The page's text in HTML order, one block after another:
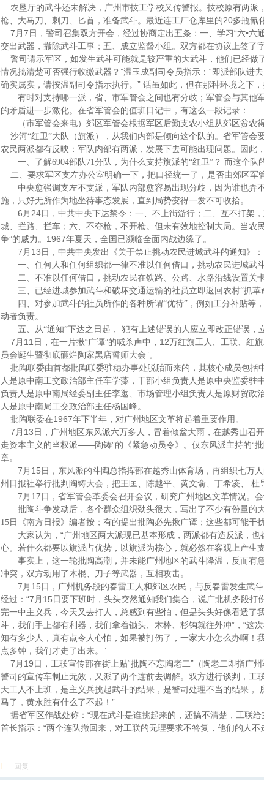
农垦厅的武斗还未解决，广州市技工学校又传警报。技校原有两
枪、大马刀、刺刀、匕首，准备武斗。最近连工厂仓库里的20多瓶氰
7 月 7 日 ，警司召集双方开会，经过协商定出五条：一、学习 “六•六
交出武器，撤除武斗工事；五、成立监督小组。双方都在协议上签了
警司请示军区，如发生武斗可能就是较严重的大武斗，他们已经做
情况搞清楚可否强行收缴武器？ ”温玉成副司令员指示： “即派部队进
确实属实，请按温副司令指示执行。 ” 话虽如此，但在那种环境之下
有时对支持哪一派，省、市军管会之间也有分歧；军管会与其他
的矛盾进一步激化。在省军管会的值班日记中，有这么一段记录：
（市军管会来电）郊区军管会根据军区后勤支农小组从郊区贫农
沙河“红卫”大队（旗派），从我们内部是倾向这个队的。省军管会
农民两派都有反映：军队内部有两派，发展下去可能出现问题。因此
一、了解6904部队71分队，为什么支持旗派的“红卫” ？ 而这个队
二、要求军区支左办公室明确一下，把口径统一了，是否由郊区军
中央愈强调支左不支派，军队内部愈容易出现分歧，因为谁也弄
施，只好无所作为地坐待事态发展，直到局势变得一发不可收拾。
6 月 24 日 ，中共中央下达禁令：一、不上街游行；二、互不打架
城、拦路、拦车；六、不夺枪，不开枪。但未有效地控制大局。当农
争”的威力。 1967年夏天，全国已濒临全面内战边缘了。
7 月 13 日 ，中共中央发出《关于禁止挑动农民进城武斗的通知》：
一、任何人和任何组织都一律不准以任何借口，挑动农民进城武
二、不准以任何借口，挑动农民在铁路、公路、水路沿线设置关卡
三、已经进城参加武斗和破坏交通运输的社员立即返回农村“抓革
四、对参加武斗的社员所作的各种所谓“优待” ，例如工分补贴等
动者负责。
五、从“通知”下达之日起， 犯有上述错误的人应立即改正错误，
7 月 11 日 ，在一片揪“广谭”的喊杀声中， 12万红旗工人、工联、红
员会诞生暨彻底砸烂陶家黑店誓师大会”。
批陶联委由首都批陶联委驻穗办事处脱胎而来的，其核心成员包
人是原中南工交政治部主任车学藻，干部小组负责人是原中央监委
负责人是原中南局经委副主任李逖、市场管理小组负责人是原财贸
人是原中南局工交政治部主任杨国峰。
批陶联委在1967年下半年，对广州地区文革将起着重要作用。
7 月 13 日 ，广州地区东风派六万多人，冒着倾盆大雨，在越秀山召开
走资本主义的当权派——陶铸”的《紧急动员令》。仅东风派主持的“
章。
7 月 15 日 ，东风派的斗陶总指挥部在越秀山体育场，再组织七万
州日报社举行批判陶铸大会，把王匡、陈越平、黄文俞、丁希凌、
杜
7 月 17 日 ，省军管会革委会召开会议，研究广州地区文革情况。会
批陶斗争发动后，各个群众组织劲头很大，写出了不少有份量
15 日
《南方日报》编者按；有的提出批陶必先揪广谭；这些都可能
大家认为， “广州地区两大派现已基本形成，两派都有造反派，
心。若什么都要以旗派占优势，以旗派为核心，就必然在客观上产生
事实上，这一轮批陶高潮，并未能广州地区的武斗降温，反而有急
冲突，双方动用了木棍、刀子等武器，互相攻击。
7 月 15 日 ，广州机务段的春雷工人和郊区农民，与反春雷发生武
经过： “7 月 15 日 要下班时，头头突然通知我们集合，说广北机务段
完一中主义兵，今天又去打人，总感到有些怕，但是头头好像看透
斗，我们手上都有利器，我们拿着锄头、木棒、杉钩就往外冲” ， “这
知有多少人，真有点令人心怕，如果被打伤了，一家大小怎么办啊
点多钟，我们才走了出来。 ”
7 月 19 日 ，工联宣传部在街上贴“批陶不忘陶老二” （陶老二即指广
警司的宣传车制止无效，又派了两个连前去调解。双方进行谈判，
天工人不上班，是主义兵挑起武斗的结果，是警司处理不当的结果，
马了，黄永胜有什么了不起！ ”
据省军区作战处称： “现在武斗是谁挑起来的，还搞不清楚，工联
首长指示： “两个连队撤回来，对工联的无理要求不答复，他们的人不
回复